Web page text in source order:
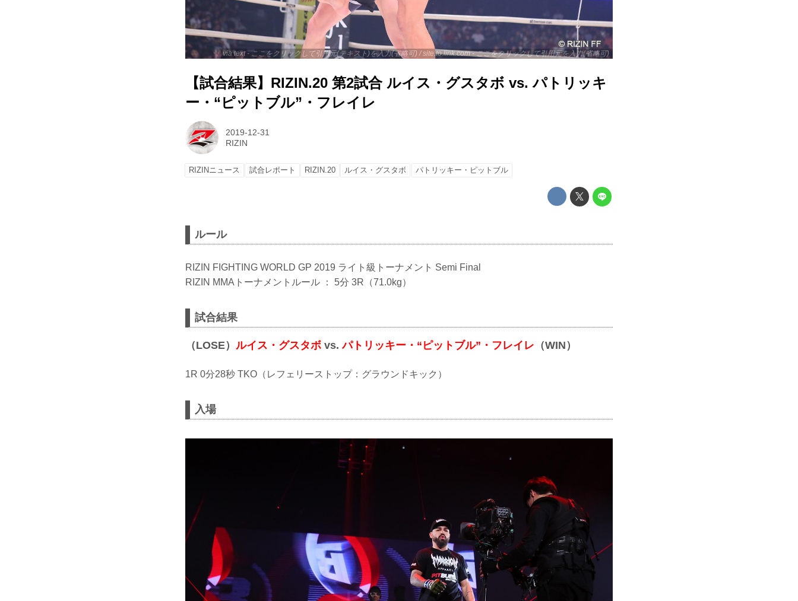
via text - ここをクリックして引用元(テキスト)を入力(省略可) / site.to.link.com - ここをクリックして引用元を入力(省略可)
【試合結果】RIZIN.20 第2試合 ルイス・グスタボ vs. パトリッキ
ー・“ピットブル”・フレイレ
2019-12-31
RIZIN
RIZINニュース 試合レポート RIZIN.20 ルイス・グスタボ パトリッキー・ピットブル
ルール
RIZIN FIGHTING WORLD GP 2019 ライト級トーナメント Semi Final
RIZIN MMAトーナメントルール ： 5分 3R（71.0kg）
試合結果
（LOSE） ルイス・グスタボ vs.パトリッキー・“ピットブル”・フレイレ （WIN）
1R 0分28秒 TKO（レフェリーストップ：グラウンドキック）
入場